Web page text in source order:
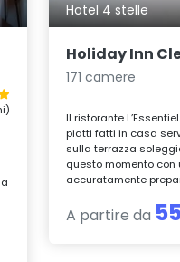
Hotel 4 stelle
Holiday Inn
171 camere
Il ristorante
piatti fatti in casa
sulla terrazza
questo momento con
accuratamente
A partire da